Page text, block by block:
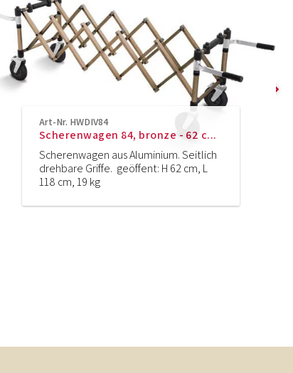
Art-Nr. HWDIV84
Scherenwagen 84, bronze - 62 c...
Scherenwagen aus Aluminium. Seitlich
drehbare Griffe. geöffent: H 62 cm, L
118 cm, 19 kg